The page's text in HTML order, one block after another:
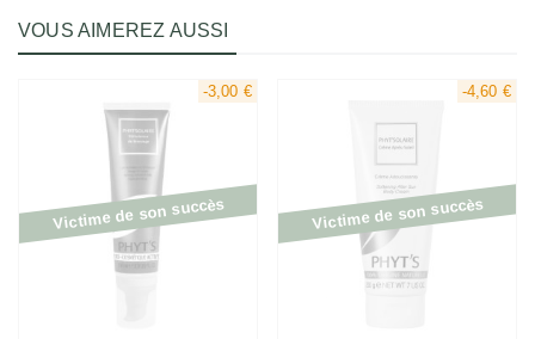
VOUS AIMEREZ AUSSI
-3,00 €
Victime de son succès
-4,60 €
Victime de son succès